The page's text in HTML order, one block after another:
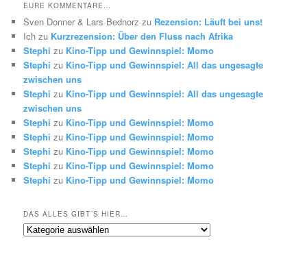
Vergangenheit
EURE KOMMENTARE…
Sven Donner & Lars Bednorz zu Rezension: Läuft bei uns!
Ich zu Kurzrezension: Über den Fluss nach Afrika
Stephi zu Kino-Tipp und Gewinnspiel: Momo
Stephi zu Kino-Tipp und Gewinnspiel: All das ungesagte
zwischen uns
Stephi zu Kino-Tipp und Gewinnspiel: All das ungesagte
zwischen uns
Stephi zu Kino-Tipp und Gewinnspiel: Momo
Stephi zu Kino-Tipp und Gewinnspiel: Momo
Stephi zu Kino-Tipp und Gewinnspiel: Momo
Stephi zu Kino-Tipp und Gewinnspiel: Momo
Stephi zu Kino-Tipp und Gewinnspiel: Momo
DAS ALLES GIBT´S HIER…
Das